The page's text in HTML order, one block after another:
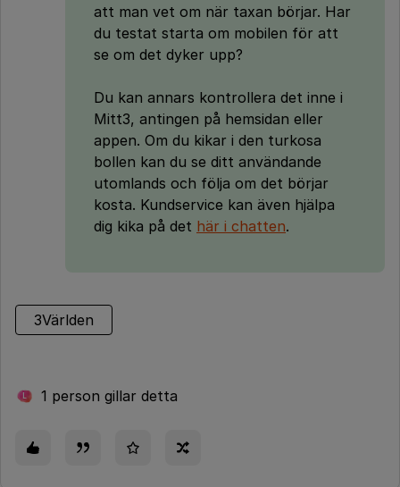
att man vet om när taxan börjar. Har
du testat starta om mobilen för att
se om det dyker upp?
Du kan annars kontrollera det inne i
Mitt3, antingen på hemsidan eller
appen. Om du kikar i den turkosa
bollen kan du se ditt användande
utomlands och följa om det börjar
kosta. Kundservice kan även hjälpa
dig kika på det här i chatten.
3Världen
L 1 person gillar detta